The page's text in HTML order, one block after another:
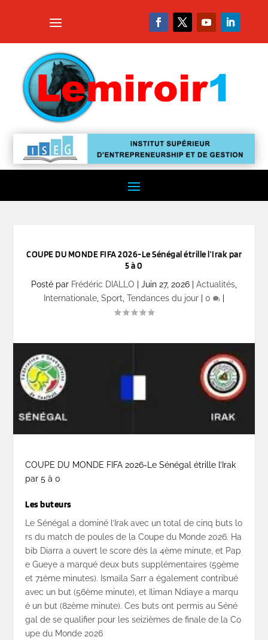
COUPE DU MONDE FIFA 2026-Le Sénégal étrille l’Irak par
5 à 0
Posté par Frédéric DIALLO Juin 27, 2026 Actualités
Internationale Sport Tendances du jour 0
COUPE DU MONDE FIFA 2026-Le Sénégal étrille l’Irak
par 5 à 0
Lesbuteurs
LeSénégaladominé l’Irakavec untotaldecinq buts lo
rsdu matchde poulesde laCoupedu Monde2026. Ha
bib Diarraaouvert lescoredès la4ème minute,et Pap
eGueyea marquédeux butssupplémentaires(59ème
et71ème minutes). IsmaïlaSarraégalementcontribué
avec un but(56ème minute),et Iliman Ndiayea marqu
é un but(82ème minute).Ces butsont permisauSéné
galdesequalifier pour lesseizièmesdefinalede laCo
upedu Monde2026